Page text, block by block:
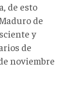
de esto
de
y
de
noviembre